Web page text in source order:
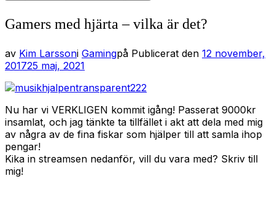
Gamers med hjärta – vilka är det?
av Kim Larssoni Gamingpå Publicerat den 12 november,
201725 maj, 2021
Nu har vi VERKLIGEN kommit igång! Passerat 9000kr
insamlat, och jag tänkte ta tillfället i akt att dela med mig
av några av de fina fiskar som hjälper till att samla ihop
pengar!
Kika in streamsen nedanför, vill du vara med? Skriv till
mig!